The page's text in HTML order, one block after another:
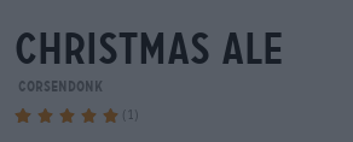
christmas ale
Corsendonk
(1)